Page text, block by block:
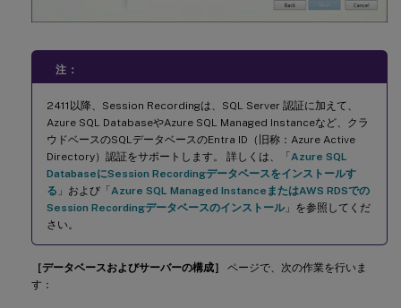
注：
2411以降、Session Recordingは、SQL Server 認証に加えて、
Azure SQL DatabaseやAzure SQL Managed Instanceなど、クラ
ウドベースのSQLデータベースのEntra ID（旧称：Azure Active
Directory）認証をサポートします。 詳しくは、「 Azure SQL
DatabaseにSession Recordingデータベースをインストールす
る 」および「 Azure SQL Managed InstanceまたはAWS RDSでの
Session Recordingデータベースのインストール」を参照してくだ
さい。
［データベースおよびサーバーの構成］
ページで、次の作業を行いま
す：